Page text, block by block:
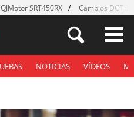
SRT450RX Cambios DGT:
NOTICIAS VÍDEOS